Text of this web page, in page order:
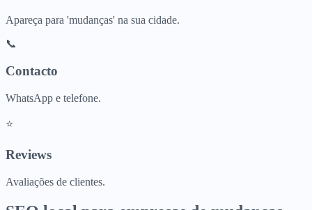
Apareça para 'mudanças' na sua cidade.
📞
Contacto
WhatsApp e telefone.
⭐
Reviews
Avaliações de clientes.